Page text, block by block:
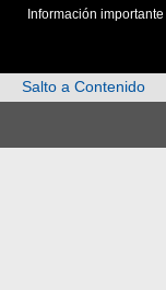
Información
Salto a Contenido